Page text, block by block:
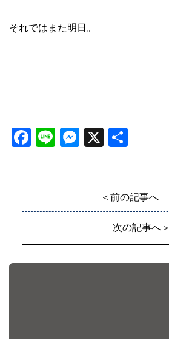
それではまた明日。
Facebook
LineMessenger
X
＜前の記事へ
次の記事へ＞